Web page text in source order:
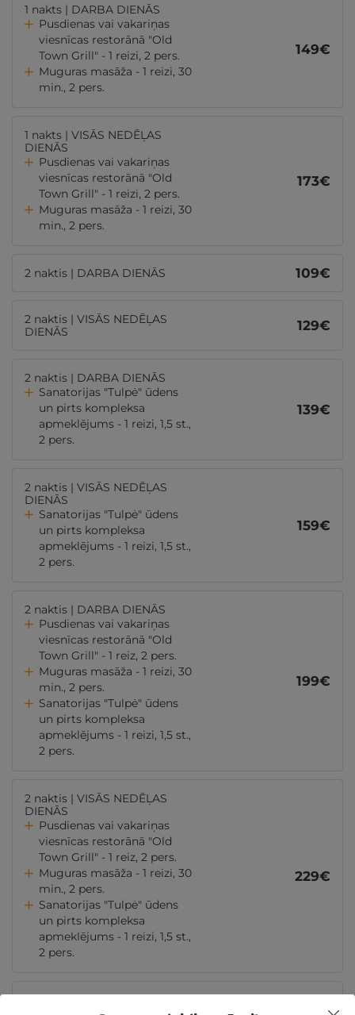
1 nakts | DARBA DIENĀS
Pusdienas vai vakariņas
viesnīcas restorānā "Old
Town Grill" - 1 reizi, 2 pers.
Muguras masāža - 1 reizi, 30
min., 2 pers.
149€
1 nakts | VISĀS NEDĒĻAS
DIENĀS
Pusdienas vai vakariņas
viesnīcas restorānā "Old
Town Grill" - 1 reizi, 2 pers.
Muguras masāža - 1 reizi, 30
min., 2 pers.
173€
2 naktis | DARBA DIENĀS 109€
2 naktis | VISĀS NEDĒĻAS
DIENĀS
129€
2 naktis | DARBA DIENĀS
Sanatorijas "Tulpė" ūdens
un pirts kompleksa
apmeklējums - 1 reizi, 1,5 st.,
2 pers.
139€
2 naktis | VISĀS NEDĒĻAS
DIENĀS
Sanatorijas "Tulpė" ūdens
un pirts kompleksa
apmeklējums - 1 reizi, 1,5 st.,
2 pers.
159€
2 naktis | DARBA DIENĀS
Pusdienas vai vakariņas
viesnīcas restorānā "Old
Town Grill" - 1 reiz, 2 pers.
Muguras masāža - 1 reizi, 30
min., 2 pers.
Sanatorijas "Tulpė" ūdens
un pirts kompleksa
apmeklējums - 1 reizi, 1,5 st.,
2 pers.
199€
2 naktis | VISĀS NEDĒĻAS
DIENĀS
Pusdienas vai vakariņas
viesnīcas restorānā "Old
Town Grill" - 1 reiz, 2 pers.
Muguras masāža - 1 reizi, 30
min., 2 pers.
Sanatorijas "Tulpė" ūdens
un pirts kompleksa
apmeklējums - 1 reizi, 1,5 st.,
2 pers.
229€